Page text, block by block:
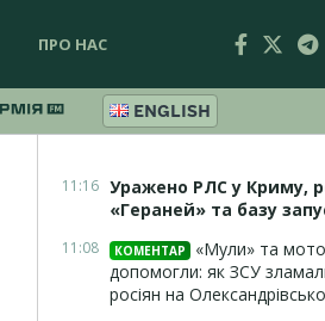
ПРО НАС
ENGLISH
11:16 Уражено РЛС у Криму,
«Гераней» та базу
11:08 КОМЕНТАР
«Мули» та
допомогли: як ЗСУ
росіян на